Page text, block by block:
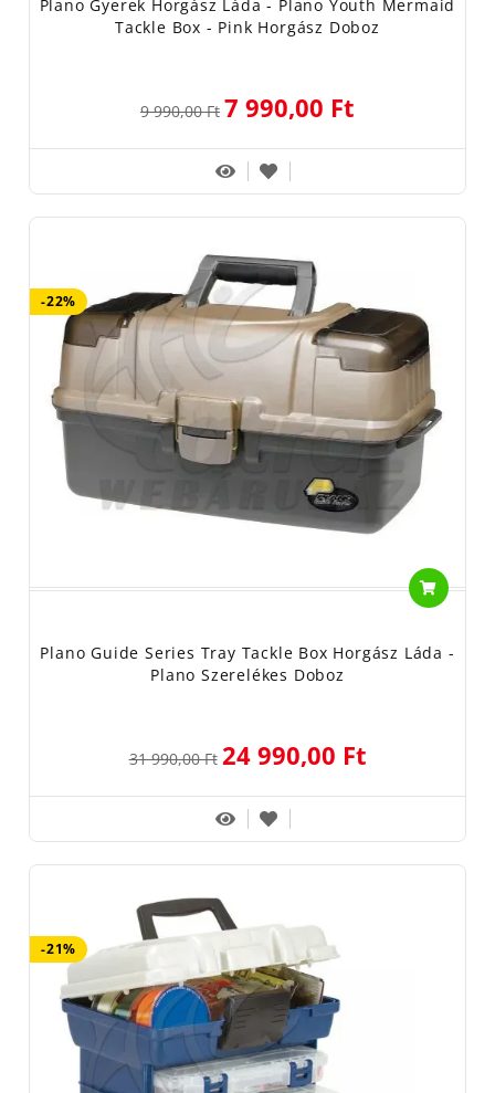
Plano Gyerek Horgász Láda - Plano Youth Mermaid
Tackle Box - Pink Horgász Doboz
9 990,00 Ft 7 990,00 Ft
-22%
Plano Guide Series Tray Tackle Box Horgász Láda -
Plano Szerelékes Doboz
31 990,00 Ft 24 990,00 Ft
-21%